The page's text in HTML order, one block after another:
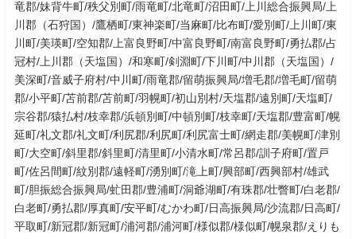
竜郡/妹背牛町/秩父別町/雨竜町/北竜町/沼田町/上川総合振興局/上
川郡（石狩国）/鷹栖町/東神楽町/当麻町/比布町/愛別町/上川町/東
川町/美瑛町/空知郡/上富良野町/中富良野町/南富良野町/勇払郡/占
冠村/上川郡（天塩国）/和寒町/剣淵町/下川町/中川郡（天塩国）/
美深町/音威子府村/中川町/雨竜郡/留萌振興局/増毛郡/増毛町/留萌
郡/小平町/苫前郡/苫前町/羽幌町/初山別村/天塩郡/遠別町/天塩町/
宗谷郡/猿払村/枝幸郡/浜頓別町/中頓別町/枝幸町/天塩郡/豊富町/幌
延町/礼文郡/礼文町/利尻郡/利尻町/利尻富士町/網走郡/美幌町/津別
町/大空町/斜里郡/斜里町/清里町/小清水町/常呂郡/訓子府町/置戸
町/佐呂間町/紋別郡/遠軽町/湧別町/滝上町/興部町/西興部村/雄武
町/胆振総合振興局/虻田郡/豊浦町/洞爺湖町/有珠郡/壮瞥町/白老郡/
白老町/勇払郡/厚真町/安平町/むかわ町/日高振興局/沙流郡/日高町/
平取町/新冠郡/新冠町/浦河郡/浦河町/様似郡/様似町/幌泉郡/えりも